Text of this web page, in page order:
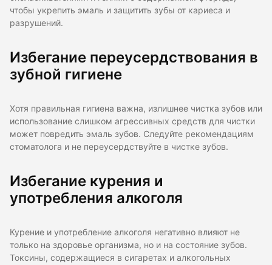
чтобы укрепить эмаль и защитить зубы от кариеса и
разрушений.
Избегание переусердствования в
зубной гигиене
Хотя правильная гигиена важна, излишнее чистка зубов или
использование слишком агрессивных средств для чистки
может повредить эмаль зубов. Следуйте рекомендациям
стоматолога и не переусердствуйте в чистке зубов.
Избегание курения и
употребления алкоголя
Курение и употребление алкоголя негативно влияют не
только на здоровье организма, но и на состояние зубов.
Токсины, содержащиеся в сигаретах и алкогольных